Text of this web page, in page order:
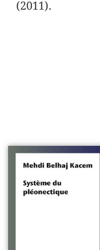
(2011). ­